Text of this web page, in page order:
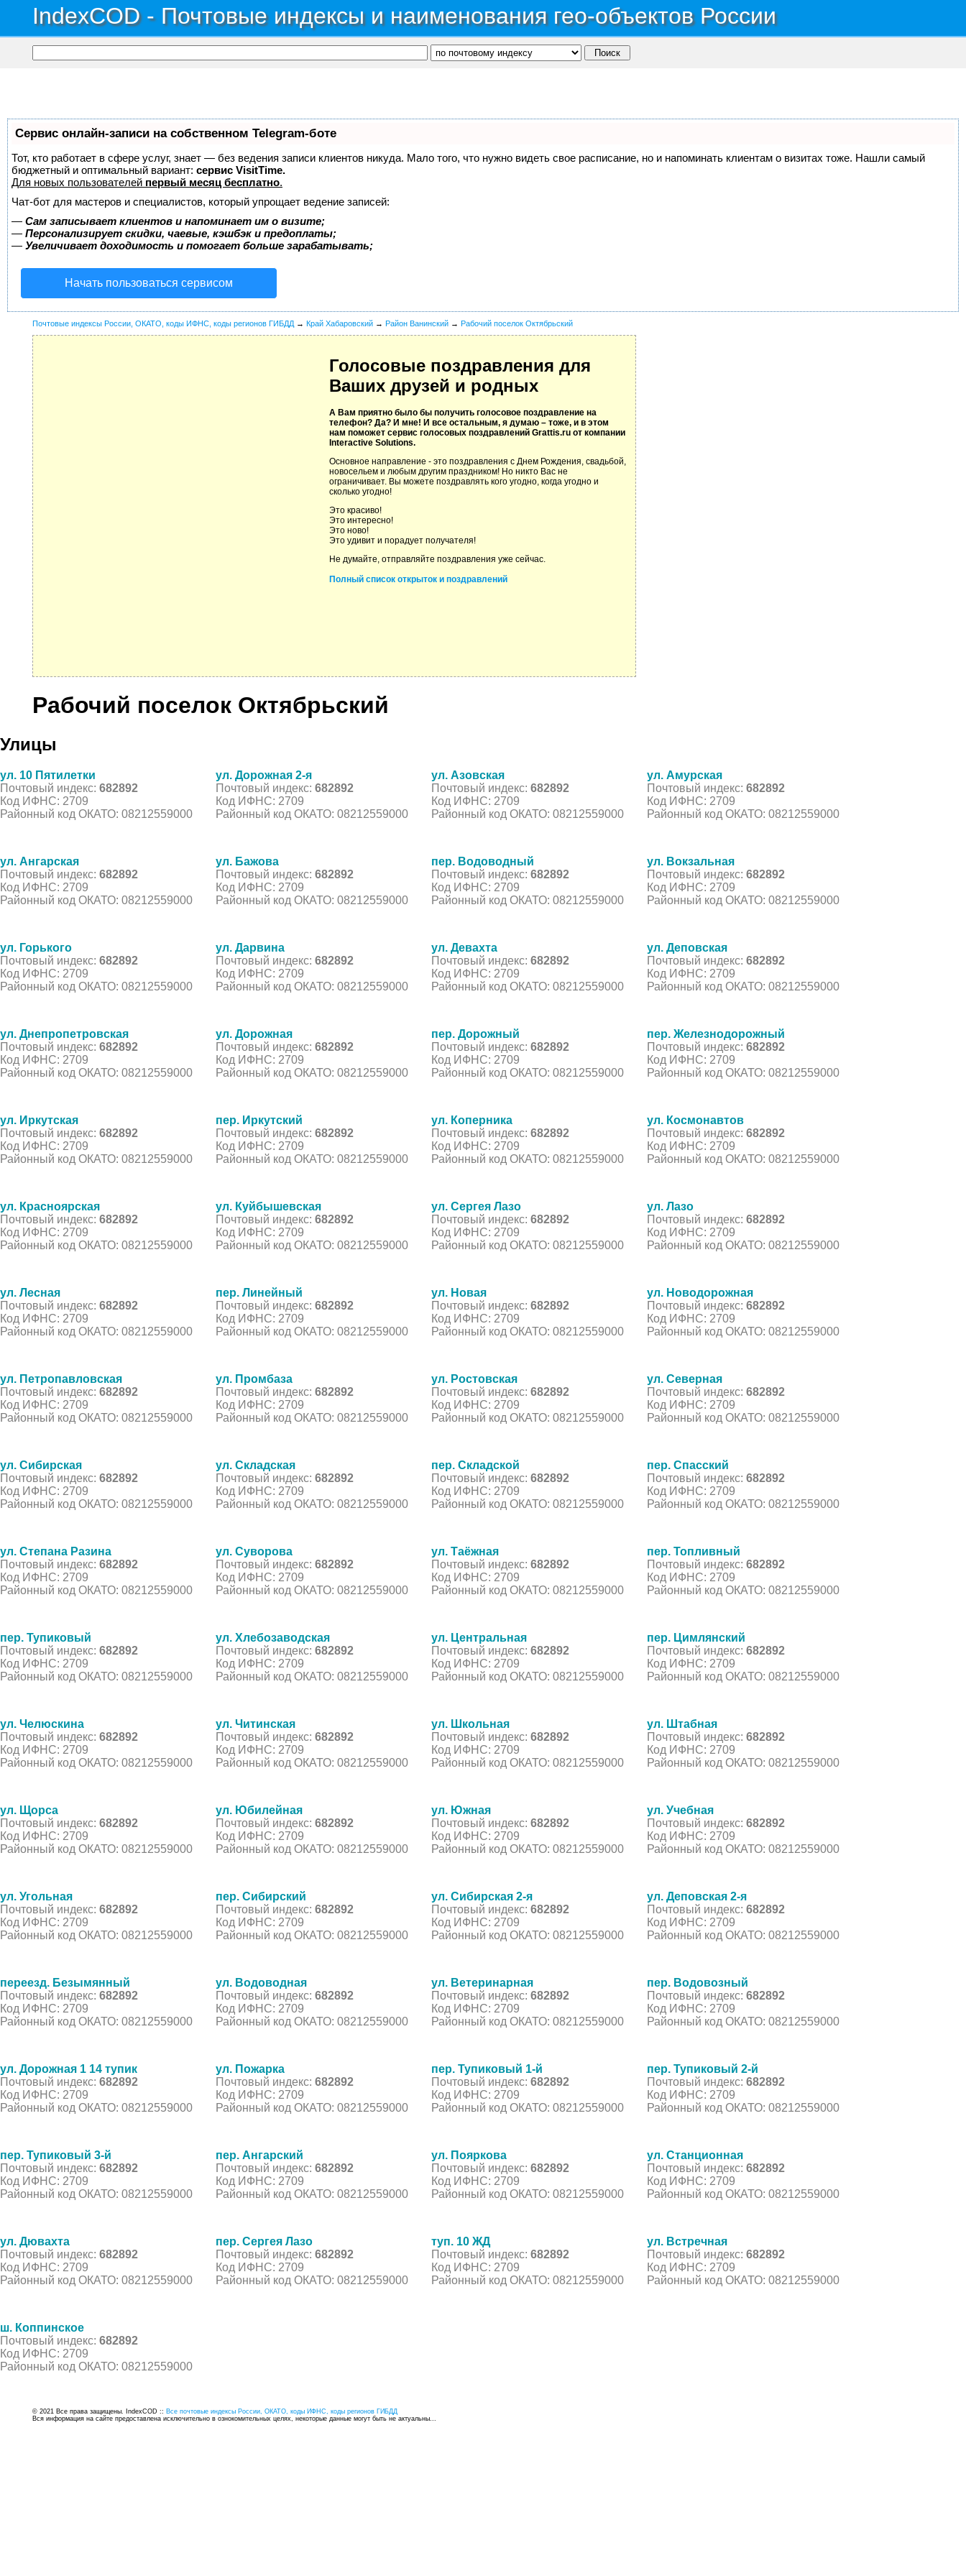
IndexCOD - Почтовые индексы и наименования гео-объектов России
Сервис онлайн-записи на собственном Telegram-боте
Тот, кто работает в сфере услуг, знает — без ведения записи клиентов никуда. Мало того, что нужно видеть свое расписание, но и напоминать клиентам о визитах тоже. Нашли самый
бюджетный и оптимальный вариант: сервис VisitTime.
Для новых пользователей первый месяц бесплатно.
Чат-бот для мастеров и специалистов, который упрощает ведение записей:
— Сам записывает клиентов и напоминает им о визите;
— Персонализирует скидки, чаевые, кэшбэк и предоплаты;
— Увеличивает доходимость и помогает больше зарабатывать;
Начать пользоваться сервисом
Почтовые индексы России, ОКАТО, коды ИФНС, коды регионов ГИБДД → Край Хабаровский → Район Ванинский → Рабочий поселок Октябрьский
Голосовые поздравления для
Ваших друзей и родных
А Вам приятно было бы получить голосовое поздравление на
телефон? Да? И мне! И все остальным, я думаю – тоже, и в этом
нам поможет сервис голосовых поздравлений Grattis.ru от компании
Interactive Solutions.
Основное направление - это поздравления с Днем Рождения, свадьбой,
новосельем и любым другим праздником! Но никто Вас не
ограничивает. Вы можете поздравлять кого угодно, когда угодно и
сколько угодно!
Это красиво!
Это интересно!
Это ново!
Это удивит и порадует получателя!
Не думайте, отправляйте поздравления уже сейчас.
Полный список открыток и поздравлений
Рабочий поселок Октябрьский
Улицы
ул. 10 Пятилетки
Почтовый индекс: 682892
Код ИФНС: 2709
Районный код ОКАТО: 08212559000
ул. Дорожная 2-я
Почтовый индекс: 682892
Код ИФНС: 2709
Районный код ОКАТО: 08212559000
ул. Азовская
Почтовый индекс: 682892
Код ИФНС: 2709
Районный код ОКАТО: 08212559000
ул. Амурская
Почтовый индекс: 682892
Код ИФНС: 2709
Районный код ОКАТО: 08212559000
ул. Ангарская
Почтовый индекс: 682892
Код ИФНС: 2709
Районный код ОКАТО: 08212559000
ул. Бажова
Почтовый индекс: 682892
Код ИФНС: 2709
Районный код ОКАТО: 08212559000
пер. Водоводный
Почтовый индекс: 682892
Код ИФНС: 2709
Районный код ОКАТО: 08212559000
ул. Вокзальная
Почтовый индекс: 682892
Код ИФНС: 2709
Районный код ОКАТО: 08212559000
ул. Горького
Почтовый индекс: 682892
Код ИФНС: 2709
Районный код ОКАТО: 08212559000
ул. Дарвина
Почтовый индекс: 682892
Код ИФНС: 2709
Районный код ОКАТО: 08212559000
ул. Девахта
Почтовый индекс: 682892
Код ИФНС: 2709
Районный код ОКАТО: 08212559000
ул. Деповская
Почтовый индекс: 682892
Код ИФНС: 2709
Районный код ОКАТО: 08212559000
ул. Днепропетровская
Почтовый индекс: 682892
Код ИФНС: 2709
Районный код ОКАТО: 08212559000
ул. Дорожная
Почтовый индекс: 682892
Код ИФНС: 2709
Районный код ОКАТО: 08212559000
пер. Дорожный
Почтовый индекс: 682892
Код ИФНС: 2709
Районный код ОКАТО: 08212559000
пер. Железнодорожный
Почтовый индекс: 682892
Код ИФНС: 2709
Районный код ОКАТО: 08212559000
ул. Иркутская
Почтовый индекс: 682892
Код ИФНС: 2709
Районный код ОКАТО: 08212559000
пер. Иркутский
Почтовый индекс: 682892
Код ИФНС: 2709
Районный код ОКАТО: 08212559000
ул. Коперника
Почтовый индекс: 682892
Код ИФНС: 2709
Районный код ОКАТО: 08212559000
ул. Космонавтов
Почтовый индекс: 682892
Код ИФНС: 2709
Районный код ОКАТО: 08212559000
ул. Красноярская
Почтовый индекс: 682892
Код ИФНС: 2709
Районный код ОКАТО: 08212559000
ул. Куйбышевская
Почтовый индекс: 682892
Код ИФНС: 2709
Районный код ОКАТО: 08212559000
ул. Сергея Лазо
Почтовый индекс: 682892
Код ИФНС: 2709
Районный код ОКАТО: 08212559000
ул. Лазо
Почтовый индекс: 682892
Код ИФНС: 2709
Районный код ОКАТО: 08212559000
ул. Лесная
Почтовый индекс: 682892
Код ИФНС: 2709
Районный код ОКАТО: 08212559000
пер. Линейный
Почтовый индекс: 682892
Код ИФНС: 2709
Районный код ОКАТО: 08212559000
ул. Новая
Почтовый индекс: 682892
Код ИФНС: 2709
Районный код ОКАТО: 08212559000
ул. Новодорожная
Почтовый индекс: 682892
Код ИФНС: 2709
Районный код ОКАТО: 08212559000
ул. Петропавловская
Почтовый индекс: 682892
Код ИФНС: 2709
Районный код ОКАТО: 08212559000
ул. Промбаза
Почтовый индекс: 682892
Код ИФНС: 2709
Районный код ОКАТО: 08212559000
ул. Ростовская
Почтовый индекс: 682892
Код ИФНС: 2709
Районный код ОКАТО: 08212559000
ул. Северная
Почтовый индекс: 682892
Код ИФНС: 2709
Районный код ОКАТО: 08212559000
ул. Сибирская
Почтовый индекс: 682892
Код ИФНС: 2709
Районный код ОКАТО: 08212559000
ул. Складская
Почтовый индекс: 682892
Код ИФНС: 2709
Районный код ОКАТО: 08212559000
пер. Складской
Почтовый индекс: 682892
Код ИФНС: 2709
Районный код ОКАТО: 08212559000
пер. Спасский
Почтовый индекс: 682892
Код ИФНС: 2709
Районный код ОКАТО: 08212559000
ул. Степана Разина
Почтовый индекс: 682892
Код ИФНС: 2709
Районный код ОКАТО: 08212559000
ул. Суворова
Почтовый индекс: 682892
Код ИФНС: 2709
Районный код ОКАТО: 08212559000
ул. Таёжная
Почтовый индекс: 682892
Код ИФНС: 2709
Районный код ОКАТО: 08212559000
пер. Топливный
Почтовый индекс: 682892
Код ИФНС: 2709
Районный код ОКАТО: 08212559000
пер. Тупиковый
Почтовый индекс: 682892
Код ИФНС: 2709
Районный код ОКАТО: 08212559000
ул. Хлебозаводская
Почтовый индекс: 682892
Код ИФНС: 2709
Районный код ОКАТО: 08212559000
ул. Центральная
Почтовый индекс: 682892
Код ИФНС: 2709
Районный код ОКАТО: 08212559000
пер. Цимлянский
Почтовый индекс: 682892
Код ИФНС: 2709
Районный код ОКАТО: 08212559000
ул. Челюскина
Почтовый индекс: 682892
Код ИФНС: 2709
Районный код ОКАТО: 08212559000
ул. Читинская
Почтовый индекс: 682892
Код ИФНС: 2709
Районный код ОКАТО: 08212559000
ул. Школьная
Почтовый индекс: 682892
Код ИФНС: 2709
Районный код ОКАТО: 08212559000
ул. Штабная
Почтовый индекс: 682892
Код ИФНС: 2709
Районный код ОКАТО: 08212559000
ул. Щорса
Почтовый индекс: 682892
Код ИФНС: 2709
Районный код ОКАТО: 08212559000
ул. Юбилейная
Почтовый индекс: 682892
Код ИФНС: 2709
Районный код ОКАТО: 08212559000
ул. Южная
Почтовый индекс: 682892
Код ИФНС: 2709
Районный код ОКАТО: 08212559000
ул. Учебная
Почтовый индекс: 682892
Код ИФНС: 2709
Районный код ОКАТО: 08212559000
ул. Угольная
Почтовый индекс: 682892
Код ИФНС: 2709
Районный код ОКАТО: 08212559000
пер. Сибирский
Почтовый индекс: 682892
Код ИФНС: 2709
Районный код ОКАТО: 08212559000
ул. Сибирская 2-я
Почтовый индекс: 682892
Код ИФНС: 2709
Районный код ОКАТО: 08212559000
ул. Деповская 2-я
Почтовый индекс: 682892
Код ИФНС: 2709
Районный код ОКАТО: 08212559000
переезд. Безымянный
Почтовый индекс: 682892
Код ИФНС: 2709
Районный код ОКАТО: 08212559000
ул. Водоводная
Почтовый индекс: 682892
Код ИФНС: 2709
Районный код ОКАТО: 08212559000
ул. Ветеринарная
Почтовый индекс: 682892
Код ИФНС: 2709
Районный код ОКАТО: 08212559000
пер. Водовозный
Почтовый индекс: 682892
Код ИФНС: 2709
Районный код ОКАТО: 08212559000
ул. Дорожная 1 14 тупик
Почтовый индекс: 682892
Код ИФНС: 2709
Районный код ОКАТО: 08212559000
ул. Пожарка
Почтовый индекс: 682892
Код ИФНС: 2709
Районный код ОКАТО: 08212559000
пер. Тупиковый 1-й
Почтовый индекс: 682892
Код ИФНС: 2709
Районный код ОКАТО: 08212559000
пер. Тупиковый 2-й
Почтовый индекс: 682892
Код ИФНС: 2709
Районный код ОКАТО: 08212559000
пер. Тупиковый 3-й
Почтовый индекс: 682892
Код ИФНС: 2709
Районный код ОКАТО: 08212559000
пер. Ангарский
Почтовый индекс: 682892
Код ИФНС: 2709
Районный код ОКАТО: 08212559000
ул. Пояркова
Почтовый индекс: 682892
Код ИФНС: 2709
Районный код ОКАТО: 08212559000
ул. Станционная
Почтовый индекс: 682892
Код ИФНС: 2709
Районный код ОКАТО: 08212559000
ул. Дювахта
Почтовый индекс: 682892
Код ИФНС: 2709
Районный код ОКАТО: 08212559000
пер. Сергея Лазо
Почтовый индекс: 682892
Код ИФНС: 2709
Районный код ОКАТО: 08212559000
туп. 10 ЖД
Почтовый индекс: 682892
Код ИФНС: 2709
Районный код ОКАТО: 08212559000
ул. Встречная
Почтовый индекс: 682892
Код ИФНС: 2709
Районный код ОКАТО: 08212559000
ш. Коппинское
Почтовый индекс: 682892
Код ИФНС: 2709
Районный код ОКАТО: 08212559000
© 2021 Все права защищены. IndexCOD :: Все почтовые индексы России, ОКАТО, коды ИФНС, коды регионов ГИБДД
Вся информация на сайте предоставлена исключительно в ознокомительных целях, некоторые данные могут быть не актуальны...